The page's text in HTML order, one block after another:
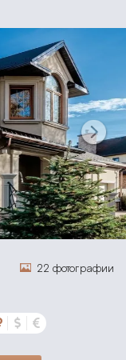
22 фотографии